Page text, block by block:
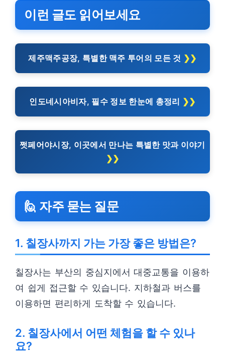
이런 글도 읽어보세요
제주맥주공장, 특별한 맥주 투어의 모든 것
인도네시아비자, 필수 정보 한눈에 총정리
쩟페어야시장, 이곳에서 만나는 특별한 맛과 이야기
🙋 자주 묻는 질문
1. 칠장사까지 가는 가장 좋은 방법은?
칠장사는 부산의 중심지에서 대중교통을 이용하
여 쉽게 접근할 수 있습니다. 지하철과 버스를
이용하면 편리하게 도착할 수 있습니다.
2. 칠장사에서 어떤 체험을 할 수 있나
요?